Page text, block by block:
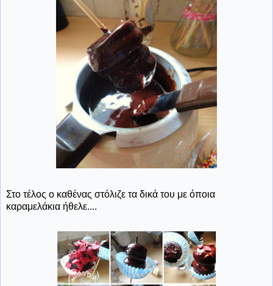
Στο τέλος ο καθένας στόλιζε τα δικά του με όποια
καραμελάκια ήθελε....